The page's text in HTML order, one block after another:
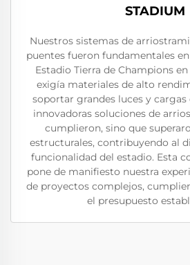
STADIUM
Nuestros sistemas de
puentes fueron fundamentales
Estadio Tierra de Champions
exigía materiales de alto
soportar grandes luces y cargas
innovadoras soluciones de
cumplieron, sino que
estructurales, contribuyendo al
funcionalidad del estadio. Esta
pone de manifiesto nuestra
de proyectos complejos,
el presupuesto